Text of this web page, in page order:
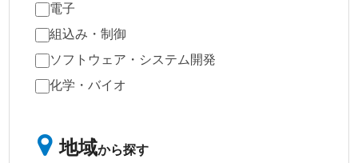
電子
組込み・制御
ソフトウェア・システム開発
化学・バイオ
地域から探す